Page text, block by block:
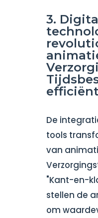
3.
De
tools
van
"Kant-en-
stellen de
om